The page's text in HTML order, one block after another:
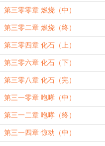
第三零零章 燃烧（中）
第三零二章 燃烧（终）
第三零四章 化石（上）
第三零六章 化石（下）
第三零八章 化石（完）
第三一零章 咆哮（中）
第三一二章 咆哮（终）
第三一四章 惊动（中）